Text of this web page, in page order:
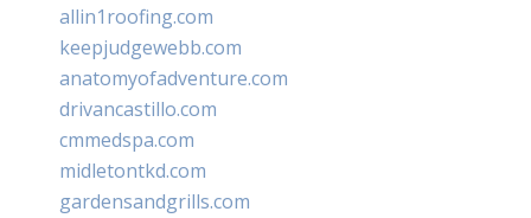
allin1roofing.com
keepjudgewebb.com
anatomyofadventure.com
drivancastillo.com
cmmedspa.com
midletontkd.com
gardensandgrills.com